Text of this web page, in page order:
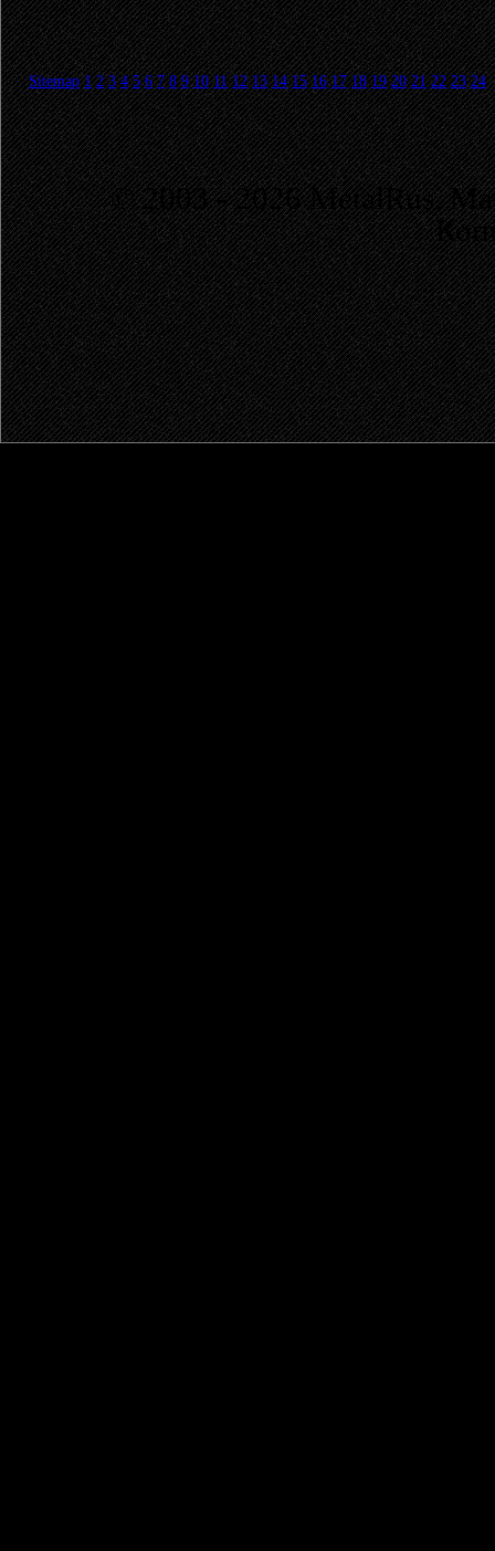
Sitemap 1 2 3 4 5 6 7 8 9 10 11 12 13 14 15 16 17 18 19 20 21 22 23 24
© 2003 - 2026 MetalRus.